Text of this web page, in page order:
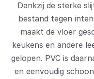
Dankzij de sterke
bestand tegen
maakt de vloer
keukens en andere
gelopen. PVC is
en eenvoudig